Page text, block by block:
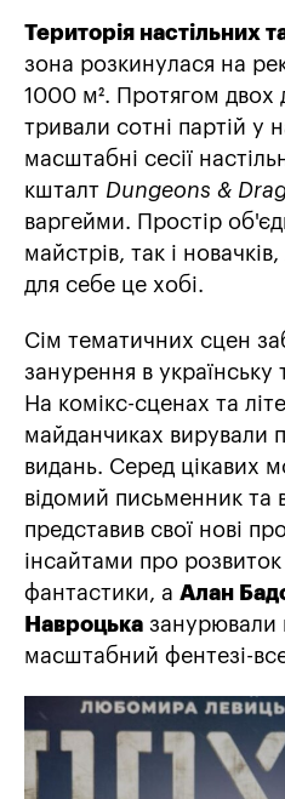
Територія настільних
зона розкинулася на
1000 м². Протягом двох
тривали сотні партій у
масштабні сесії
кшталт Dungeons &
варгейми. Простір
майстрів, так і
для себе це хобі.
Сім тематичних сцен
занурення в українську
На комікс-сценах та
майданчиках вирували
видань. Серед цікавих
відомий письменник та
представив свої нові
інсайтами про розвиток
фантастики, а Алан
Навроцька занурювали
масштабний фентезі-